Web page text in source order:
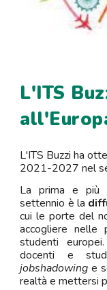
L'ITS
L'ITS Buzzi ha
2021-2027 nel
La prima e più
settennio è la
cui le porte del
accogliere nelle
studenti
docenti e
jobshadowing e
realtà e mettersi